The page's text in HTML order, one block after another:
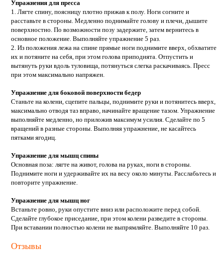
Упражнения для пресса
1. Лягте спину, поясницу плотно прижав к полу. Ноги согните и
расставьте в стороны. Медленно поднимайте голову и плечи, дышите
поверхностно. По возможности позу задержите, затем вернитесь в
основное положение. Выполняйте упражнение 5 раз.
2. Из положения лежа на спине прямые ноги поднимите вверх, обхватите
их и потяните на себя, при этом голова приподнята. Отпустить и
вытянуть руки вдоль туловища, потянуться слегка раскачиваясь. Пресс
при этом максимально напряжен.
Упражнение для боковой поверхности бедер
Станьте на колени, сцепите пальцы, поднимите руки и потянитесь вверх,
максимально отводя таз вправо, начинайте вращение тазом. Упражнение
выполняйте медленно, но приложив максимум усилия. Сделайте по 5
вращений в разные стороны. Выполняя упражнение, не касайтесь
пятками ягодиц.
Упражнение для мышц спины
Основная поза: лягте на живот, голова на руках, ноги в стороны.
Поднимите ноги и удерживайте их на весу около минуты. Расслабьтесь и
повторите упражнение.
Упражнение для мышц ног
Встаньте ровно, руки опустите вниз или расположите перед собой.
Сделайте глубокое приседание, при этом колени разведите в стороны.
При вставании полностью колени не выпрямляйте. Выполняйте 10 раз.
Отзывы